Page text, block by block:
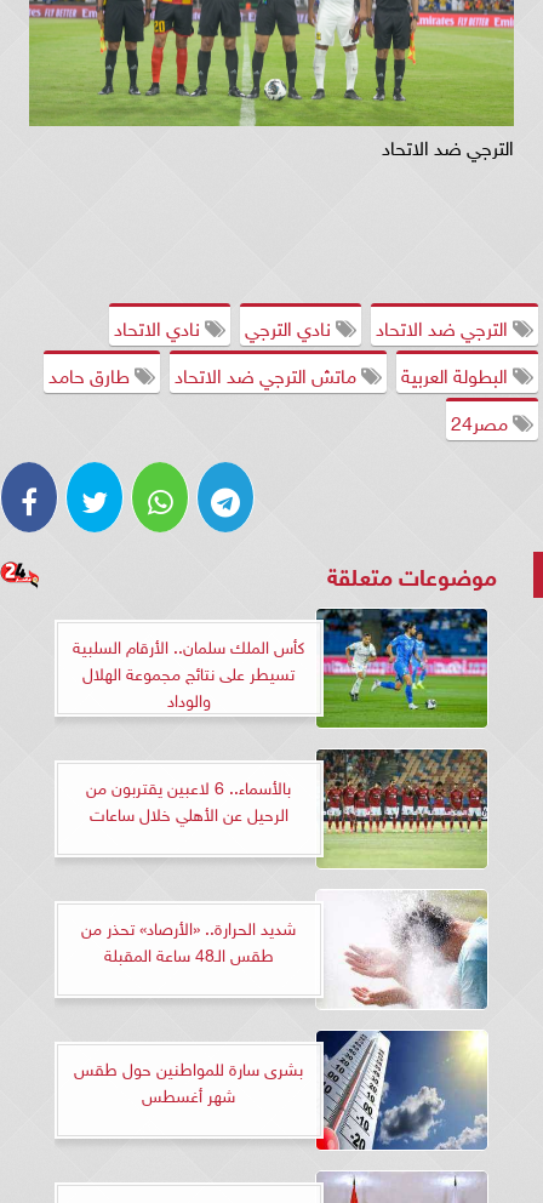
الترجي ضد الاتحاد
الترجي ضد الاتحاد نادي الترجي
نادي الاتحاد
البطولة العربية
ماتش الترجي ضد الاتحاد
طارق حامد
مصر24
موضوعات متعلقة
كأس الملك سلمان.. الأرقام السلبية
تسيطر على نتائج مجموعة الهلال
والوداد
بالأسماء.. 6 لاعبين يقتربون من
الرحيل عن الأهلي خلال ساعات
شديد الحرارة.. «الأرصاد» تحذر من
طقس الـ48 ساعة المقبلة
بشرى سارة للمواطنين حول طقس
شهر أغسطس